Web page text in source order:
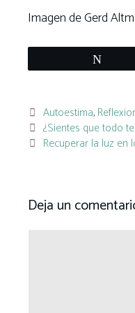
Imagen de Gerd
Categorías
Autoestima,
¿Sientes que todo
Recuperar la luz en
Deja un